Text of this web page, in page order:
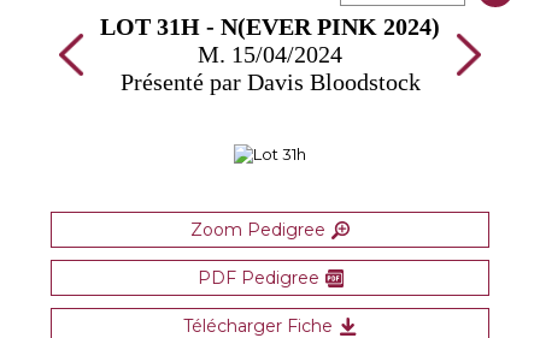
LOT 31H - N(EVER PINK 2024)
M. 15/04/2024
Présenté par Davis Bloodstock
Zoom Pedigree
PDF Pedigree
Télécharger Fiche